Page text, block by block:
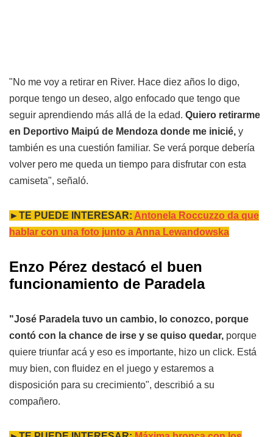
"No me voy a retirar en River. Hace diez años lo digo,
porque tengo un deseo, algo enfocado que tengo que
seguir aprendiendo más allá de la edad. Quiero retirarme
en Deportivo Maipú de Mendoza donde me inicié, y
también es una cuestión familiar. Se verá porque debería
volver pero me queda un tiempo para disfrutar con esta
camiseta", señaló.
►TE PUEDE INTERESAR: Antonela Roccuzzo da que
hablar con una foto junto a Anna Lewandowska
Enzo Pérez destacó el buen
funcionamiento de Paradela
"José Paradela tuvo un cambio, lo conozco, porque
contó con la chance de irse y se quiso quedar, porque
quiere triunfar acá y eso es importante, hizo un click. Está
muy bien, con fluidez en el juego y estaremos a
disposición para su crecimiento", describió a su
compañero.